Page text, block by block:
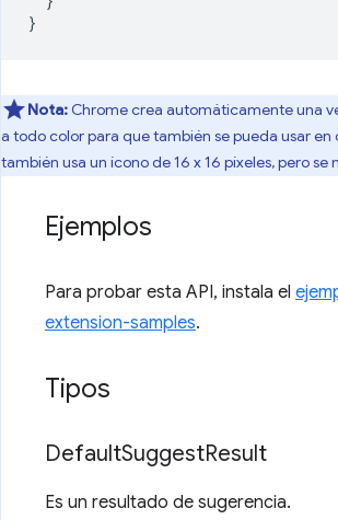
}
Nota: Chrome crea automáticamente una
a todo color para que también se pueda usar
también usa un ícono de 16 x 16 píxeles, pero se
Ejemplos
Para probar esta API, instala el
extension-samples.
Tipos
DefaultSuggestResult
Es un resultado de sugerencia.